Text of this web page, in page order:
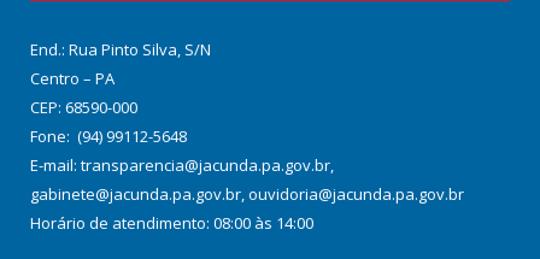
End.: Rua Pinto Silva, S/N
Centro – PA
CEP: 68590-000
Fone: (94) 99112-5648
E-mail: transparencia@jacunda.pa.gov.br,
gabinete@jacunda.pa.gov.br, ouvidoria@jacunda.pa.gov.br
Horário de atendimento: 08:00 às 14:00